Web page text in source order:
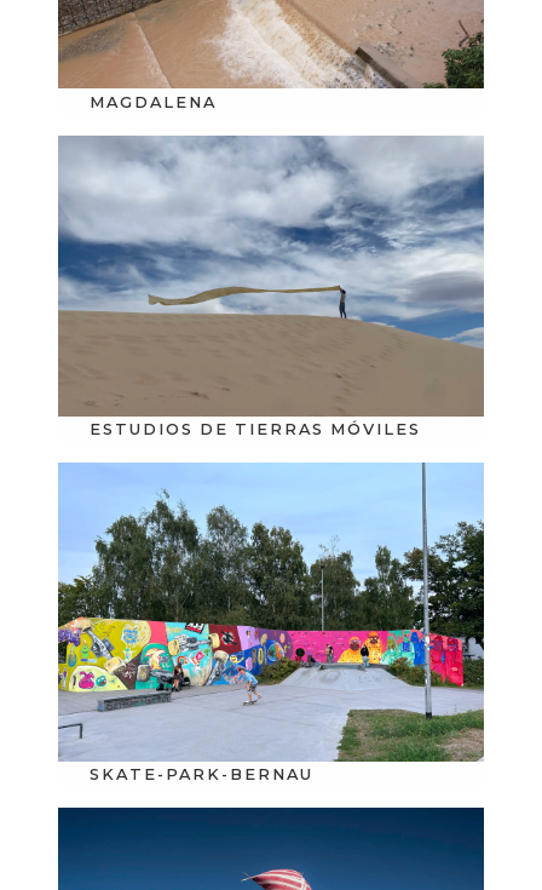
MAGDALENA
ESTUDIOS DE TIERRAS MÓVILES
SKATE-PARK-BERNAU